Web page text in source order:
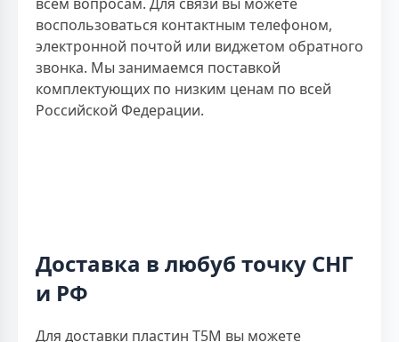
воспользоваться контактным телефоном,
электронной почтой или виджетом обратного
звонка. Мы занимаемся поставкой
комплектующих по низким ценам по всей
Российской Федерации.
Доставка в любуб точку СНГ
и РФ
Для доставки пластин T5M вы можете